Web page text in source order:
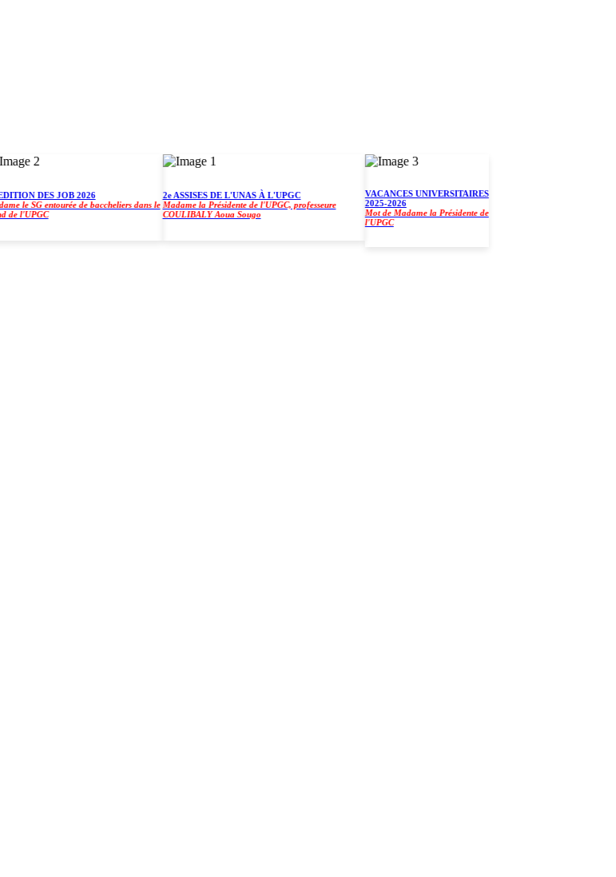
DES JOB 2026
le SG entourée de baccheliers dans le
l'UPGC
2e ASSISES DE L'UNAS À L'UPGC
Madame la Présidente de l'UPGC, professeure
COULIBALY Aoua Sougo
VACANCES UNIVERSITAIRES
2025-2026
Mot de Madame la Présidente de
l'UPGC